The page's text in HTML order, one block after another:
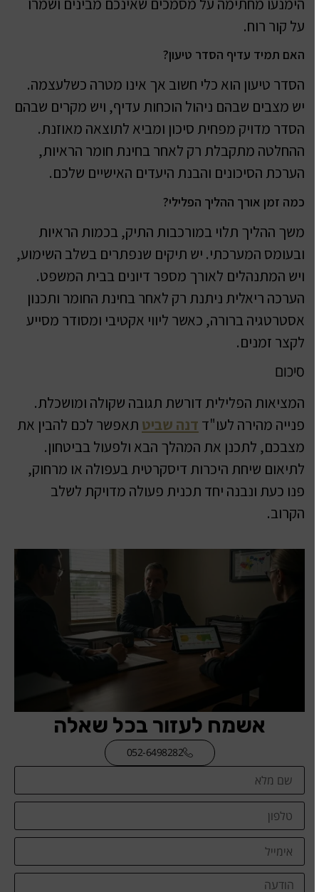
הימנעו מחתימה על מסמכים שאינכם מבינים ושמרו
על קור רוח.
האם תמיד עדיף הסדר טיעון?
הסדר טיעון הוא כלי חשוב אך אינו מטרה כשלעצמה.
יש מצבים שבהם ניהול הוכחות עדיף, ויש מקרים שבהם
הסדר מדויק מפחית סיכון ומביא לתוצאה מאוזנת.
ההחלטה מתקבלת רק לאחר בחינת חומר הראיות,
הערכת הסיכונים והבנת היעדים האישיים שלכם.
כמה זמן אורך ההליך הפלילי?
משך ההליך תלוי במורכבות התיק, בכמות הראיות
ובעומס המערכתי. יש תיקים שנפתרים בשלב השימוע,
ויש המתנהלים לאורך מספר דיונים בבית המשפט.
הערכה ריאלית ניתנת רק לאחר בחינת החומר ותכנון
אסטרטגיה ברורה, כאשר ליווי אקטיבי ומסודר מסייע
לקצר זמנים.
סיכום
המציאות הפלילית דורשת תגובה שקולה ומושכלת.
פנייה מהירה לעו"דדנה שביטתאפשר לכם להבין את
מצבכם, לתכנן את המהלך הבא ולפעול בביטחון.
לתיאום שיחת היכרות דיסקרטית בעפולה או מרחוק,
פנו כעת ונבנה יחד תכנית פעולה מדויקת לשלב
הקרוב.
אשמח לעזור בכל שאלה
052-6498282